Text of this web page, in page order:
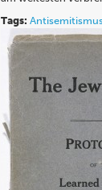
Tags: